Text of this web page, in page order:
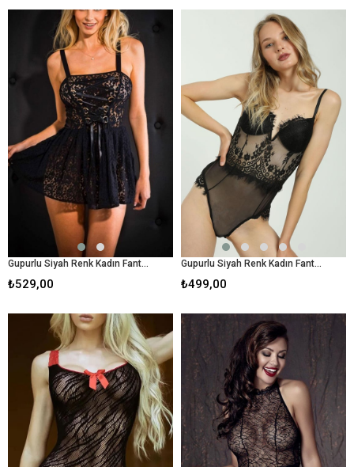
Gupurlu Siyah Renk Kadın Fantezı Babydoll
₺529,00
Gupurlu Siyah Renk Kadın Fantezı Babydoll
₺499,00